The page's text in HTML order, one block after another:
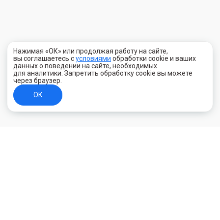
Нажимая «ОК» или продолжая работу на сайте,
вы соглашаетесь сусловиями обработки cookie и ваших
данных о поведении на сайте, необходимых
для аналитики. Запретить обработку cookie вы можете
через браузер.
ОК